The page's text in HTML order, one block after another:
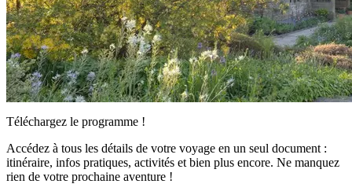
Téléchargez le programme !
Accédez à tous les détails de votre voyage en un seul document :
itinéraire, infos pratiques, activités et bien plus encore. Ne manquez
rien de votre prochaine aventure !